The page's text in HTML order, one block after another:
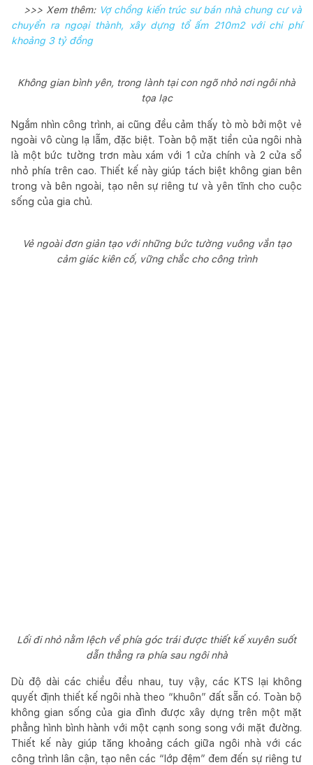
>>> Xem thêm: Vợ chồng kiến trúc sư bán nhà chung cư và
chuyển ra ngoại thành, xây dựng tổ ấm 210m2 với chi phí
khoảng 3 tỷ đồng
Không gian bình yên, trong lành tại con ngõ nhỏ nơi ngôi nhà
tọa lạc
Ngắm nhìn công trình, ai cũng đều cảm thấy tò mò bởi một vẻ
ngoài vô cùng lạ lẫm, đặc biệt. Toàn bộ mặt tiền của ngôi nhà
là một bức tường trơn màu xám với 1 cửa chính và 2 cửa sổ
nhỏ phía trên cao. Thiết kế này giúp tách biệt không gian bên
trong và bên ngoài, tạo nên sự riêng tư và yên tĩnh cho cuộc
sống của gia chủ.
Vẻ ngoài đơn giản tạo với những bức tường vuông vắn tạo
cảm giác kiên cố, vững chắc cho công trình
Lối đi nhỏ nằm lệch về phía góc trái được thiết kế xuyên suốt
dẫn thẳng ra phía sau ngôi nhà
Dù độ dài các chiều đều nhau, tuy vậy, các KTS lại không
quyết định thiết kế ngôi nhà theo “khuôn” đất sẵn có. Toàn bộ
không gian sống của gia đình được xây dựng trên một mặt
phẳng hình bình hành với một cạnh song song với mặt đường.
Thiết kế này giúp tăng khoảng cách giữa ngôi nhà với các
công trình lân cận, tạo nên các “lớp đệm” đem đến sự riêng tư